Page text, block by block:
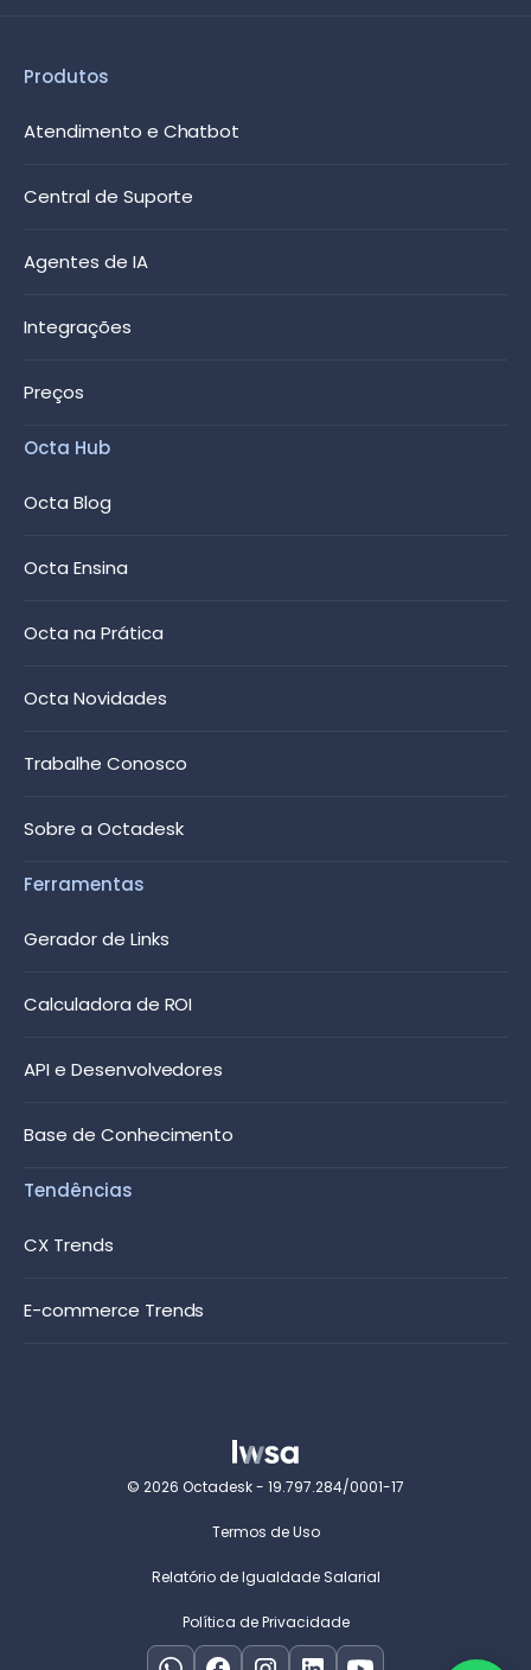
Produtos
Atendimento e Chatbot
Central de Suporte
Agentes de IA
Integrações
Preços
Octa Hub
Octa Blog
Octa Ensina
Octa na Prática
Octa Novidades
Trabalhe Conosco
Sobre a Octadesk
Ferramentas
Gerador de Links
Calculadora de ROI
API e Desenvolvedores
Base de Conhecimento
Tendências
CX Trends
E-commerce Trends
© 2026 Octadesk - 19.797.284/0001-17
Termos de Uso
Relatório de Igualdade Salarial
Política de Privacidade